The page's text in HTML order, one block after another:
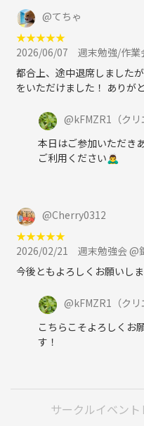
@てちゃ
★★★★★
2026/06/07
週末勉強/作業
都合上、途中退席しました
をいただけました！ ありが
@kFMZR1
（ク
本日はご参加いただき
ご利用ください🙇‍♂️
@Cherry0312
★★★★★
2026/02/21
週末勉強会
今後ともよろしくお願いし
@kFMZR1
（ク
こちらこそよろしくお
す！
サークルイベン